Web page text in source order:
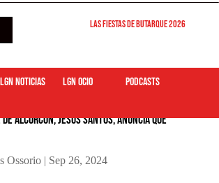
Las Fiestas de Butarque 2026 arrancan
LGN Noticias LGN ocio podcasts
Alcorcón, Jesús Santos, anuncia que
Ossorio| Sep 26, 2024